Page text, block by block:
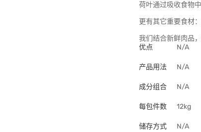
荷叶通过吸收食物
更有其它重要食材
我们结合新鲜肉品
优点
N/A
产品用法 N/A
成分组合 N/A
每包件数 12kg
储存方式 N/A